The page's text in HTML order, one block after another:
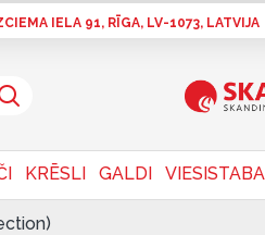
IELA 91, RĪGA, LV-1073, LATVIJA
KRĒSLI GALDI VIESISTABA